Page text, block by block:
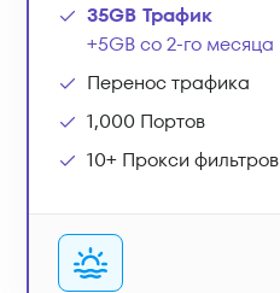
35GB Трафик
+5GB со 2-го месяца
Перенос трафика
1,000 Портов
10+ Прокси фильтров